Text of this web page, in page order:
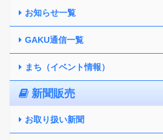
お知らせ一覧
GAKU通信一覧
まち（イベント情報）
新聞販売
お取り扱い新聞